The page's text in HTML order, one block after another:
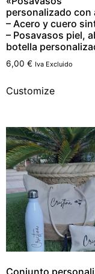
personalizado con
– Acero y cuero
– Posavasos piel,
botella
6,00 € Iva Excluido
Customize
Conjunto